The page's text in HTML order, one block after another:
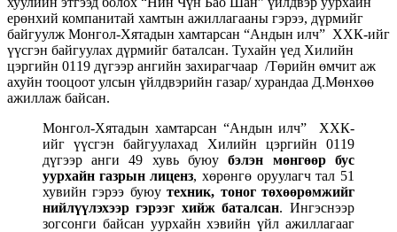
ерөнхий компанитай хамтын ажиллагааны гэрээ, дүрмийг
байгуулж Монгол-Хятадын хамтарсан “Андын илч” ХХК-ийг
үүсгэн байгуулах дүрмийг баталсан. Тухайн үед Хилийн
цэргийн 0119 дүгээр ангийн захирагчаар /Төрийн өмчит аж
ахуйн тооцоот улсын үйлдвэрийн газар/ хурандаа Д.Мөнхөө
ажиллаж байсан.
Монгол-Хятадын хамтарсан “Андын илч” ХХК-
ийг үүсгэн байгуулахад Хилийн цэргийн 0119
дүгээр анги 49 хувь буюу бэлэн мөнгөөр бус
уурхайн газрын лиценз, хөрөнгө оруулагч тал 51
хувийн гэрээ буюу техник, тоног төхөөрөмжийг
нийлүүлэхээр гэрээг хийж баталсан. Ингэснээр
зогсонги байсан уурхайн хэвийн үйл ажиллагааг